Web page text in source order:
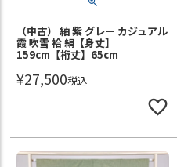
（中古） 紬 紫 グレー カジュアル
霞 吹雪 袷 絹【身丈】
159cm【裄丈】65cm
¥27,500税込